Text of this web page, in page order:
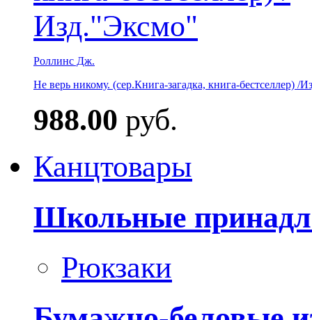
Роллинс Дж.
Не верь никому. (сер.Книга-загадка, книга-бестселлер) /
988.00 руб.
Канцтовары
Школьные
Рюкзаки